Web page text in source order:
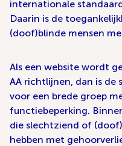
internationale
Daarin is de
(doof)blinde mensen
Als een website wordt
AA richtlijnen, dan is de
voor een brede groep
functiebeperking.
die slechtziend of
hebben met